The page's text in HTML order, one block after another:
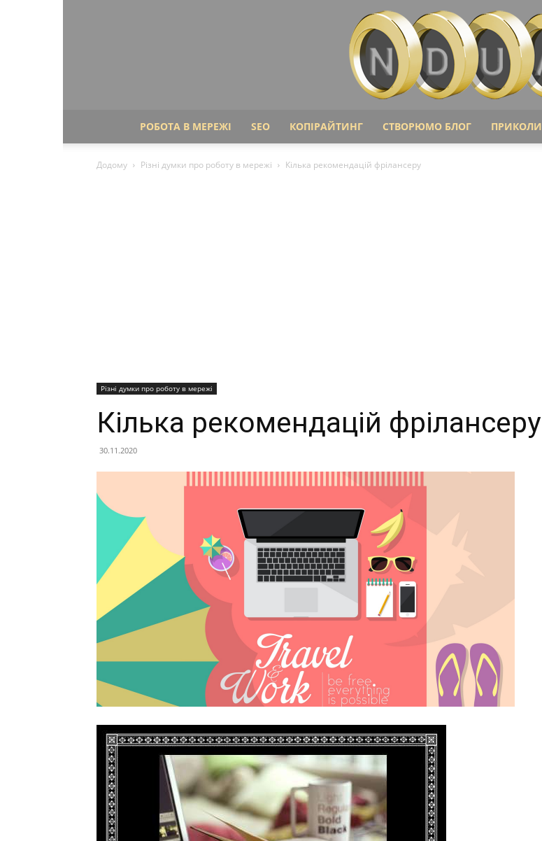
РОБОТА В МЕРЕЖІ SEO КОПІРАЙТИНГ СТВОРЮМО БЛОГ ПРИКОЛИ
Додому Різні думки про роботу в мережі Кілька рекомендацій фрілансеру
Різні думки про роботу в мережі
Кілька рекомендацій фрілансеру
30.11.2020